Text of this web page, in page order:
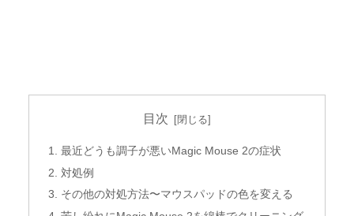
目次
最近どうも調子が悪いMagic Mouse 2の症状
対処例
その他の対処方法〜マウスパッドの色を変える